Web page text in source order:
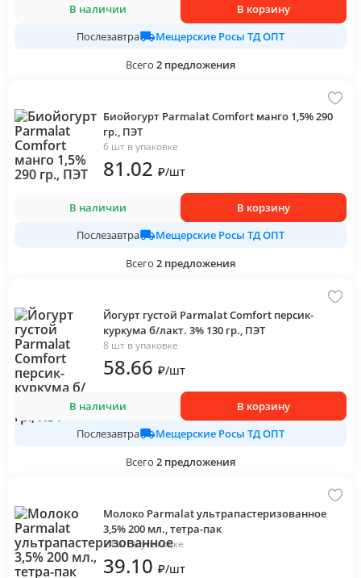
В наличии
В корзину
Послезавтра
Мещерские Росы ТД ОПТ
Всего 2 предложения
Биойогурт Parmalat Comfort манго 1,5% 290
гр., ПЭТ
6 шт в упаковке
81.02 ₽/шт
В наличии
В корзину
Послезавтра
Мещерские Росы ТД ОПТ
Всего 2 предложения
Йогурт густой Parmalat Comfort персик-
куркума б/лакт. 3% 130 гр., ПЭТ
8 шт в упаковке
58.66 ₽/шт
В наличии
В корзину
Послезавтра
Мещерские Росы ТД ОПТ
Всего 2 предложения
Молоко Parmalat ультрапастеризованное
3,5% 200 мл., тетра-пак
24 шт в упаковке
39.10 ₽/шт